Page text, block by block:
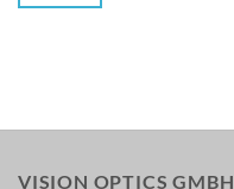
VISION OPTICS GMBH